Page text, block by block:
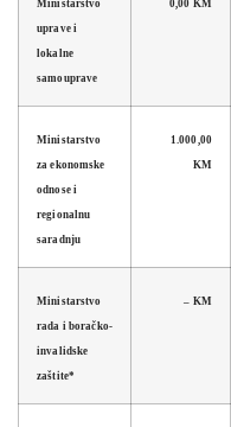
Ministarstvo
uprave i
lokalne
samouprave
0,00 KM
Ministarstvo
za ekonomske
odnose i
regionalnu
saradnju
1.000,00
KM
Ministarstvo
rada i boračko-
invalidske
zaštite*
– KM